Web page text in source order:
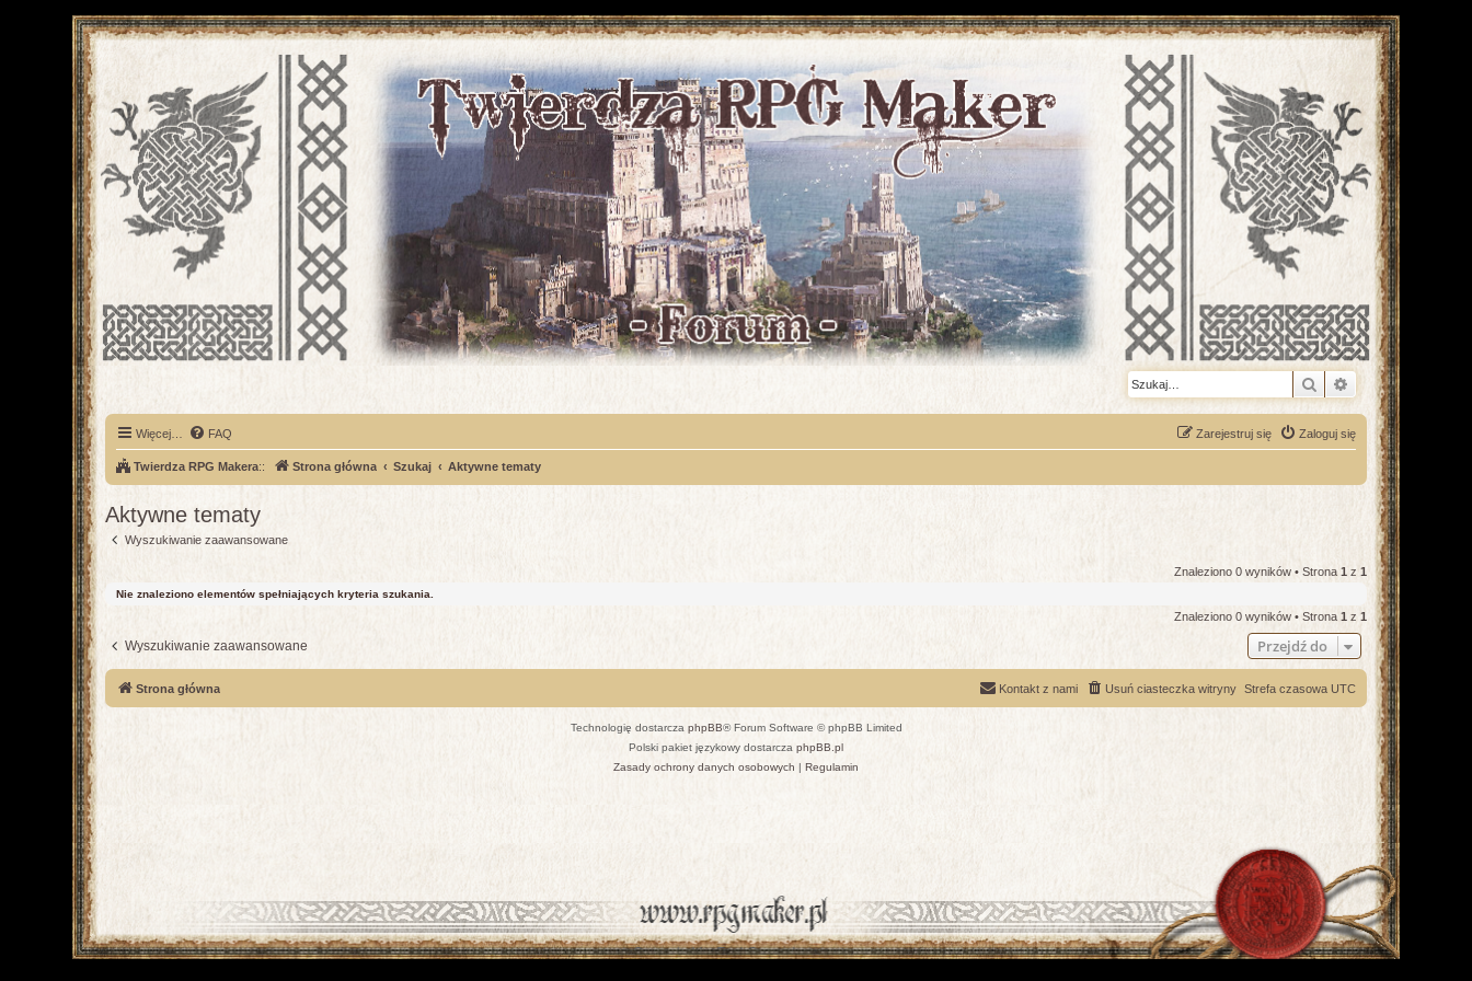
Szukaj Wyszukiwanie
Więcej… FAQ Zaloguj się
Zarejestruj się
Twierdza RPG Makera:: Strona główna Szukaj Aktywne tematy
Aktywne tematy
Wyszukiwanie zaawansowane
Znaleziono 0 wyników • Strona 1 z 1
Nie znaleziono elementów spełniających kryteria szukania.
Znaleziono 0 wyników • Strona 1 z 1
Wyszukiwanie zaawansowane Przejdź do
Strona główna Strefa czasowa UTC
Usuń ciasteczka witryny
Kontakt z nami
Technologię dostarcza phpBB® Forum Software © phpBB Limited
Polski pakiet językowy dostarcza phpBB.pl
Zasady ochrony danych osobowych | Regulamin